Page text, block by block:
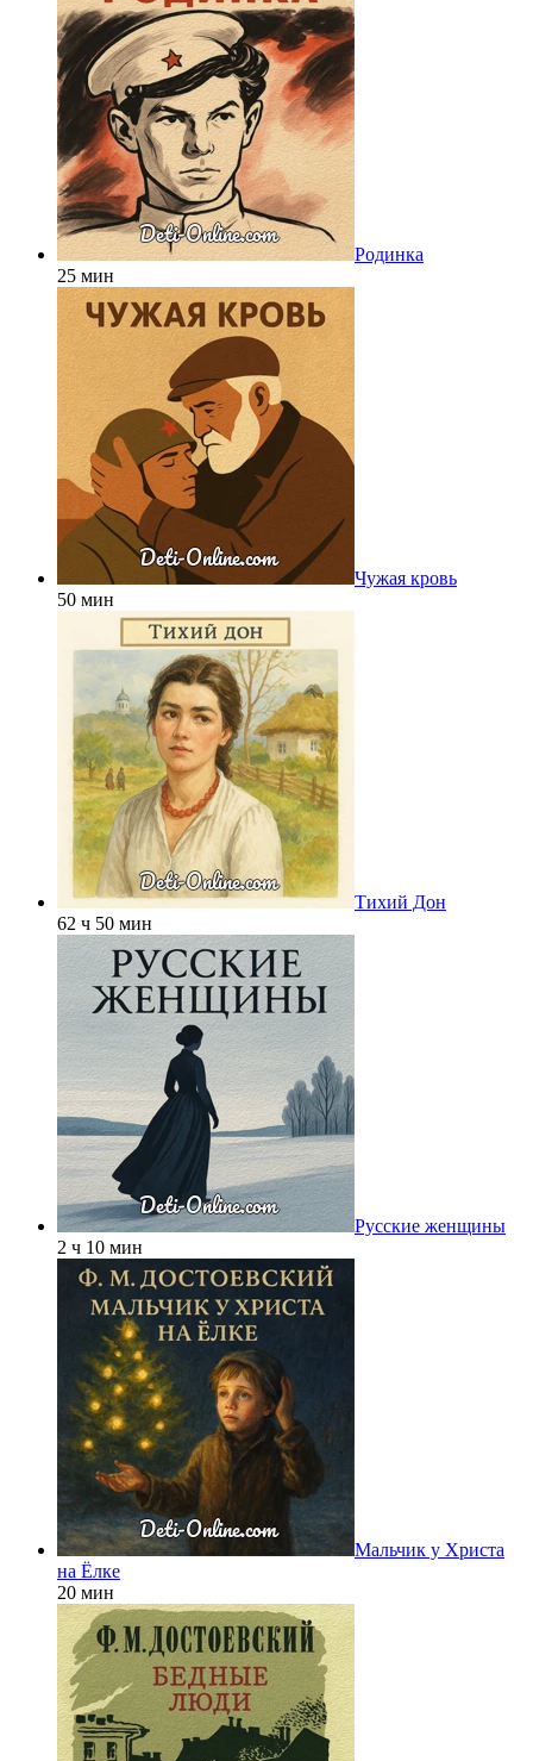
Родинка
25 мин
Чужая кровь
50 мин
Тихий Дон
62 ч 50 мин
Русские женщины
2 ч 10 мин
Мальчик у Христа
на Ёлке
20 мин